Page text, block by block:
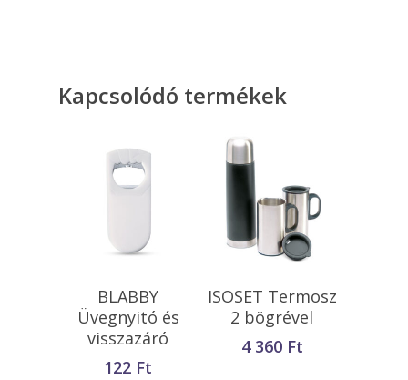
Kapcsolódó termékek
Opciók Választása
BLABBY
Üvegnyitó és
visszazáró
122 Ft
Kosárba
Teszem
ISOSET Termosz
2 bögrével
4 360 Ft